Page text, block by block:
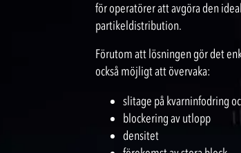
för operatörer att avgöra den
partikeldistribution.
Förutom att lösningen gör det
också möjligt att övervaka:
slitage på kvarninfodring
blockering av utlopp
densitet